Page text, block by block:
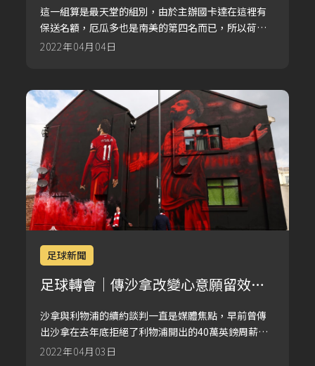
這一組算是最天堂的組別，由於主辦國卡達在這裡有
保送名額，厄瓜多也是南美的第四名而已，所以荷蘭
與塞內加爾在這一組裡幾乎沒有可能會輸，就只是這
2022年04月04日
足球新聞
足球轉會｜傳沙拿改變心意願留效利
物浦 英媒：他已準備妥協
沙拿與利物浦的續約談判一直是媒體焦點，早前曾傳
出沙拿在去年底拒絕了利物浦開出的40萬英鎊周薪合
約，「企硬」希望薪金能達到C朗拿度等巨星水平的50
2022年04月03日